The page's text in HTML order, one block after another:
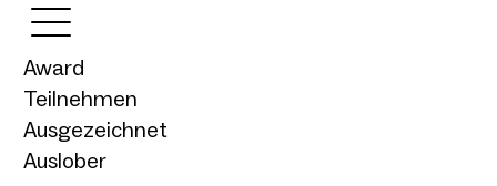
Award
Teilnehmen
Ausgezeichnet
Auslober